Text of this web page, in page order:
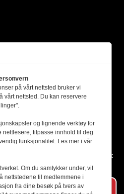
plakaten og presseetikken slik
på vårt nettsted bruker vi
vårt nettsted. Du kan reservere
og lignende verktøy for
nettlesere, tilpasse innhold til deg
funksjonalitet. Les mer i vår
Om du samtykker under, vil
nettstedene til medlemmene i
fra dine besøk på tvers av